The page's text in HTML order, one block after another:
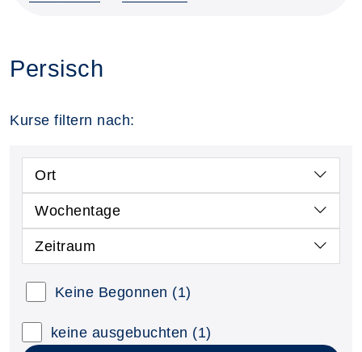
Persisch
Kurse filtern nach:
Ort
Wochentage
Zeitraum
Keine Begonnen (1)
keine ausgebuchten (1)